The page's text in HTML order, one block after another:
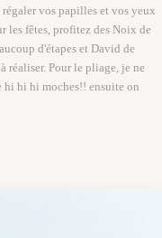
vos papilles et vos yeux
les fêtes, profitez des Noix de
d'étapes et David de
réaliser. Pour le pliage, je ne
hi hi hi moches!! ensuite on